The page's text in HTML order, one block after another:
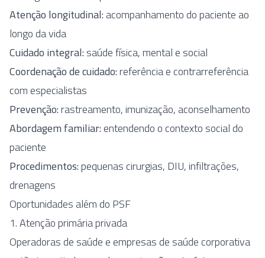
Atenção longitudinal: acompanhamento do paciente ao
longo da vida
Cuidado integral: saúde física, mental e social
Coordenação de cuidado:referência e contrarreferência
com especialistas
Prevenção:rastreamento, imunização, aconselhamento
Abordagem familiar:entendendo o contexto social do
paciente
Procedimentos:pequenas cirurgias, DIU, infiltrações,
drenagens
Oportunidades além do PSF
1. Atenção primária privada
Operadoras de saúde e empresas de saúde corporativa